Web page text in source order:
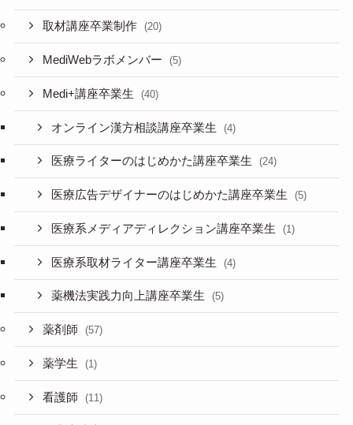
取材講座卒業制作 (20)
MediWebラボメンバー (5)
Medi+講座卒業生 (40)
オンライン漢方相談講座卒業生 (4)
医療ライターのはじめかた講座卒業生 (24)
医療広告デザイナーのはじめかた講座卒業生 (5)
医療系メディアディレクション講座卒業生 (1)
医療系取材ライター講座卒業生 (4)
薬機法実践力向上講座卒業生 (5)
薬剤師 (57)
薬学生 (1)
看護師 (11)